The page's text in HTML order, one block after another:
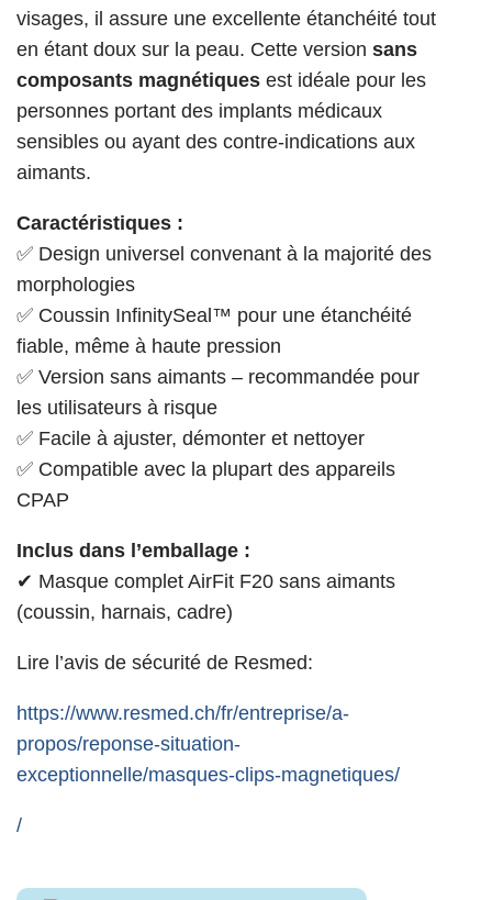
visages, il assure une excellente étanchéité tout
en étant doux sur la peau. Cette version sans
composants magnétiques est idéale pour les
personnes portant des implants médicaux
sensibles ou ayant des contre-indications aux
aimants.
Caractéristiques :
✅ Design universel convenant à la majorité des
morphologies
✅ Coussin InfinitySeal™ pour une étanchéité
fiable, même à haute pression
✅ Version sans aimants – recommandée pour
les utilisateurs à risque
✅ Facile à ajuster, démonter et nettoyer
✅ Compatible avec la plupart des appareils
CPAP
Inclus dans l’emballage :
✔ Masque complet AirFit F20 sans aimants
(coussin, harnais, cadre)
Lire l’avis de sécurité de Resmed:
https://www.resmed.ch/fr/entreprise/a-
propos/reponse-situation-
exceptionnelle/masques-clips-magnetiques/
/